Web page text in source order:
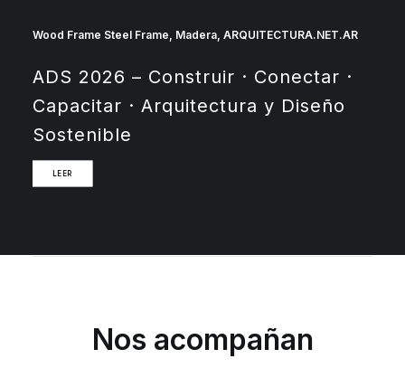
Wood Frame Steel Frame Madera ARQUITECTURA.NET.AR
ADS 2026 – Construir · Conectar ·
Capacitar · Arquitectura y Diseño
Sostenible
LEER
Nos acompañan